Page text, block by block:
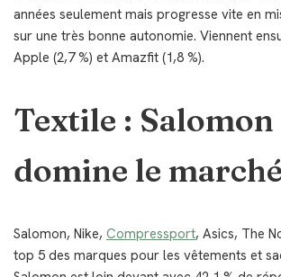
années seulement mais progresse vite en
sur une très bonne autonomie. Viennent
Apple (2,7 %) et Amazfit (1,8 %).
Textile : Salomon
domine le marché
Salomon, Nike, Compressport, Asics, The
top 5 des marques pour les vêtements et